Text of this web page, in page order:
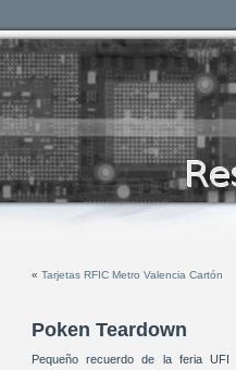
« Tarjetas RFIC Metro Valencia Cartón
Poken Teardown
Pequeño recuerdo de la feria